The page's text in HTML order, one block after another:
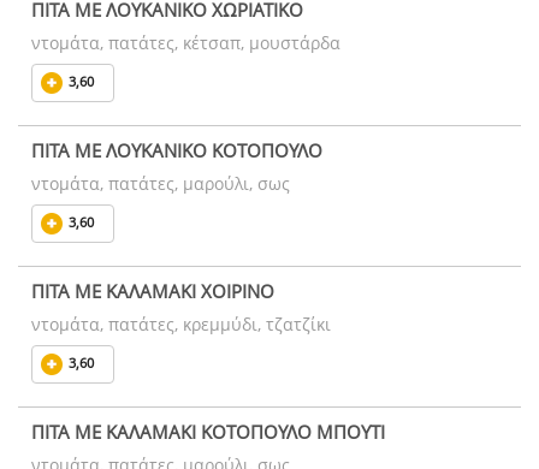
ΠΙΤΑ ΜΕ ΛΟΥΚΑΝΙΚΟ ΧΩΡΙΑΤΙΚΟ
ντομάτα, πατάτες, κέτσαπ, μουστάρδα
3,60
ΠΙΤΑ ΜΕ ΛΟΥΚΑΝΙΚΟ ΚΟΤΟΠΟΥΛΟ
ντομάτα, πατάτες, μαρούλι, σως
3,60
ΠΙΤΑ ΜΕ ΚΑΛΑΜΑΚΙ ΧΟΙΡΙΝΟ
ντομάτα, πατάτες, κρεμμύδι, τζατζίκι
3,60
ΠΙΤΑ ΜΕ ΚΑΛΑΜΑΚΙ ΚΟΤΟΠΟΥΛΟ ΜΠΟΥΤΙ